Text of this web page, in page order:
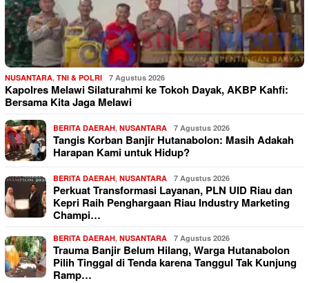
NUSANTARA, TNI & POLRI 7 Agustus 2026
Kapolres Melawi Silaturahmi ke Tokoh Dayak, AKBP Kahfi:
Bersama Kita Jaga Melawi
BERITA DAERAH, NUSANTARA 7 Agustus 2026
Tangis Korban Banjir Hutanabolon: Masih Adakah
Harapan Kami untuk Hidup?
BERITA DAERAH, NUSANTARA 7 Agustus 2026
Perkuat Transformasi Layanan, PLN UID Riau dan
Kepri Raih Penghargaan Riau Industry Marketing
Champi…
BERITA DAERAH, NUSANTARA 7 Agustus 2026
Trauma Banjir Belum Hilang, Warga Hutanabolon
Pilih Tinggal di Tenda karena Tanggul Tak Kunjung
Ramp…